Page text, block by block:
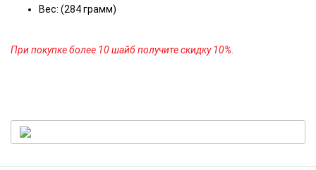
Вес: (284 грамм)
При покупке более 10 шайб получите скидку 10%.